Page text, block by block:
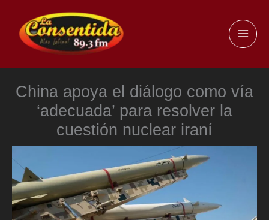
contenido
China apoya el diálogo como vía
‘adecuada’ para resolver la
cuestión nuclear iraní